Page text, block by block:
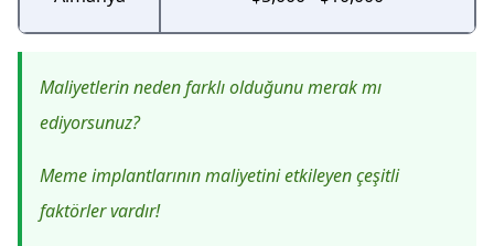
Maliyetlerin neden farklı olduğunu merak mı
ediyorsunuz?
Meme implantlarının maliyetini etkileyen çeşitli
faktörler vardır!